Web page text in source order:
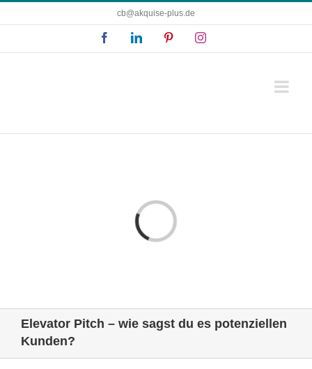
cb@akquise-plus.de
FacebookLinkedIn PinterestInstagram
Laden...
Elevator Pitch – wie sagst du es potenziellen
Kunden?